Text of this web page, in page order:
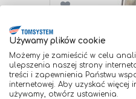
Używamy plików cookie
Możemy je zamieścić w celu
ulepszenia naszej strony
treści i zapewnienia Państwu
internetowej. Aby uzyskać
używamy, otwórz ustawienia.